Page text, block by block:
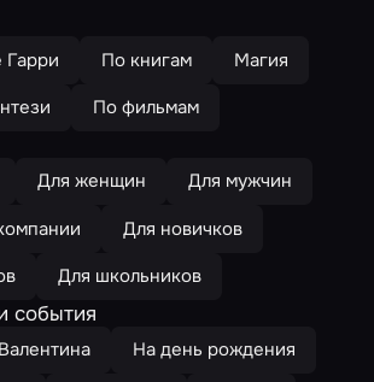
По книгам
Магия
По фильмам
Для женщин
Для мужчин
Для новичков
Для школьников
события
На день рождения